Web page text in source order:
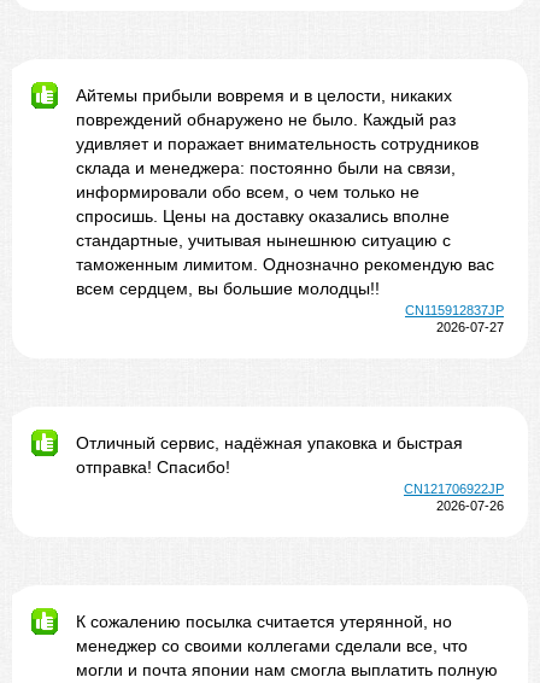
Айтемы прибыли вовремя и в целости, никаких
повреждений обнаружено не было. Каждый раз
удивляет и поражает внимательность сотрудников
склада и менеджера: постоянно были на связи,
информировали обо всем, о чем только не
спросишь. Цены на доставку оказались вполне
стандартные, учитывая нынешнюю ситуацию с
таможенным лимитом. Однозначно рекомендую вас
всем сердцем, вы большие молодцы!!
CN115912837JP
2026-07-27
Отличный сервис, надёжная упаковка и быстрая
отправка! Спасибо!
CN121706922JP
2026-07-26
К сожалению посылка считается утерянной, но
менеджер со своими коллегами сделали все, что
могли и почта японии нам смогла выплатить полную